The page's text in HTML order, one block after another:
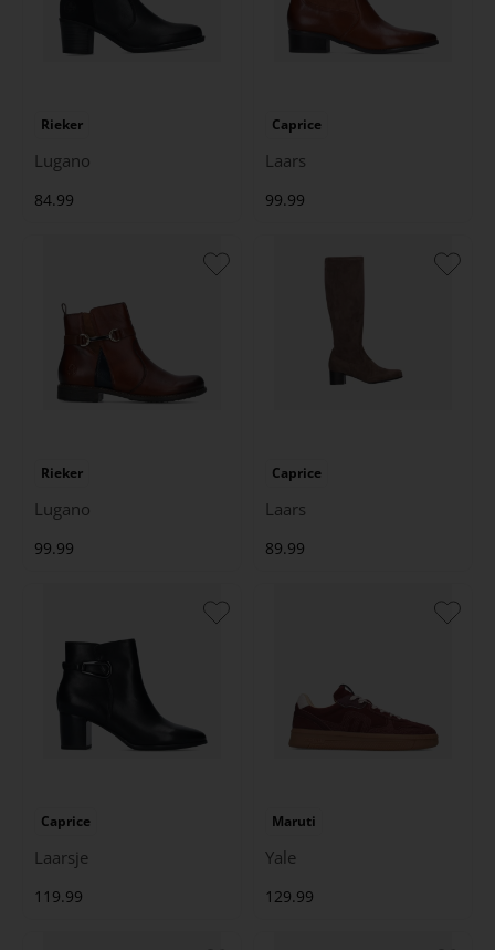
Rieker
Lugano
84.99
Caprice
Laars
99.99
Rieker
Lugano
99.99
Caprice
Laars
89.99
Caprice
Laarsje
119.99
Maruti
Yale
129.99